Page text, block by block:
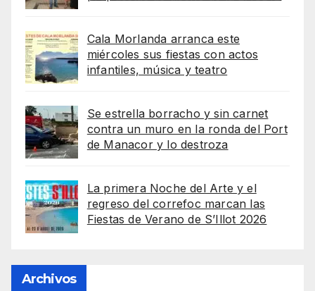
Cala Morlanda arranca este
miércoles sus fiestas con actos
infantiles, música y teatro
Se estrella borracho y sin carnet
contra un muro en la ronda del Port
de Manacor y lo destroza
La primera Noche del Arte y el
regreso del correfoc marcan las
Fiestas de Verano de S’Illot 2026
Archivos